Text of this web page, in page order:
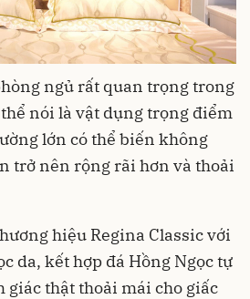
ngủ rất quan trọng trong
nói là vật dụng trọng điểm
lớn có thể biến không
trở nên rộng rãi hơn và thoải
hiệu Regina Classic với
da, kết hợp đá Hồng Ngọc tự
thật thoải mái cho giấc